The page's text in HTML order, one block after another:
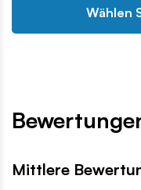
Wählen
Mittlere